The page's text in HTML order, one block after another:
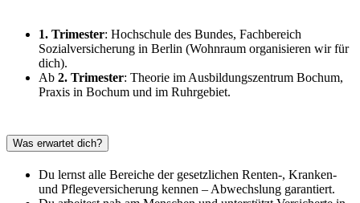
1. Trimester: Hochschule des Bundes, Fachbereich
Sozialversicherung in Berlin (Wohnraum organisieren wir für
dich).
Ab 2. Trimester: Theorie im Ausbildungszentrum Bochum,
Praxis in Bochum und im Ruhrgebiet.
Was erwartet dich?
Du lernst alle Bereiche der gesetzlichen Renten-, Kranken-
und Pflegeversicherung kennen – Abwechslung garantiert.